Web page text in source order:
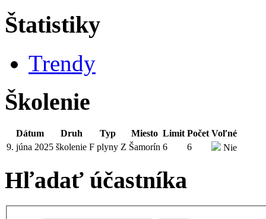
Štatistiky
Trendy
Školenie
Dátum Druh Typ Miesto Limit Počet Voľné
9. júna 2025 školenie F plyny Z Šamorín 6 6 Nie
Hľadať účastníka